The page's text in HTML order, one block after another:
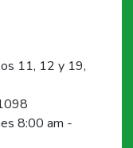
11, 12 y 19,
8:00 am -